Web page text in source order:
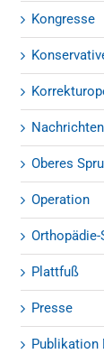
Kongresse
Nachrichten
Oberes
Operation
Plattfuß
Presse
Publikation